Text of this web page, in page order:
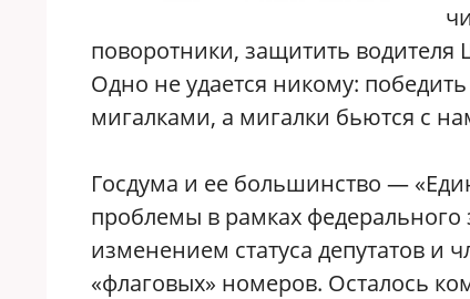
поворотники, защитить
Одно не удается никому:
мигалками, а мигалки бьются с
Госдума и ее большинство —
проблемы в рамках
изменением статуса депутатов и
«флаговых» номеров. Осталось